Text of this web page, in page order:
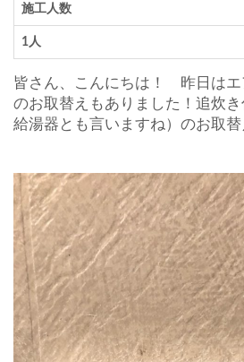
施工人数
1人
皆さん、こんにちは！ 昨日はエ
のお取替えもありました！追炊
給湯器とも言いますね）のお取替